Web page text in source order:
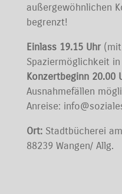
außergewöhnlichen
begrenzt!
Einlass 19.15 Uhr
Spaziermöglichkeit
Konzertbeginn 20.00
Ausnahmefällen
Anreise:
Ort:Stadtbücherei
88239 Wangen/ Allg.